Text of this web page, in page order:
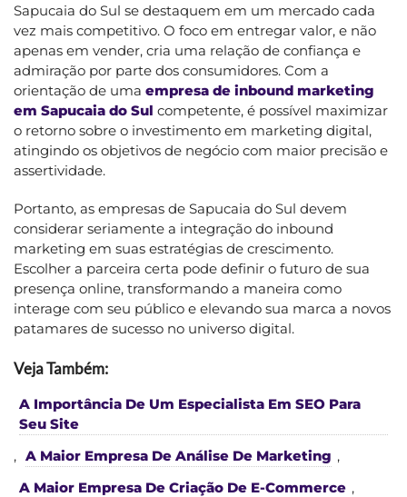
Sapucaia do Sul se destaquem em um mercado cada
vez mais competitivo. O foco em entregar valor, e não
apenas em vender, cria uma relação de confiança e
admiração por parte dos consumidores. Com a
orientação de uma empresa de inbound marketing
em Sapucaia do Sul competente, é possível maximizar
o retorno sobre o investimento em marketing digital,
atingindo os objetivos de negócio com maior precisão e
assertividade.
Portanto, as empresas de Sapucaia do Sul devem
considerar seriamente a integração do inbound
marketing em suas estratégias de crescimento.
Escolher a parceira certa pode definir o futuro de sua
presença online, transformando a maneira como
interage com seu público e elevando sua marca a novos
patamares de sucesso no universo digital.
Veja Também:
A Importância De Um Especialista Em SEO Para
Seu Site
, A Maior Empresa De Análise De Marketing ,
A Maior Empresa De Criação De E-Commerce ,